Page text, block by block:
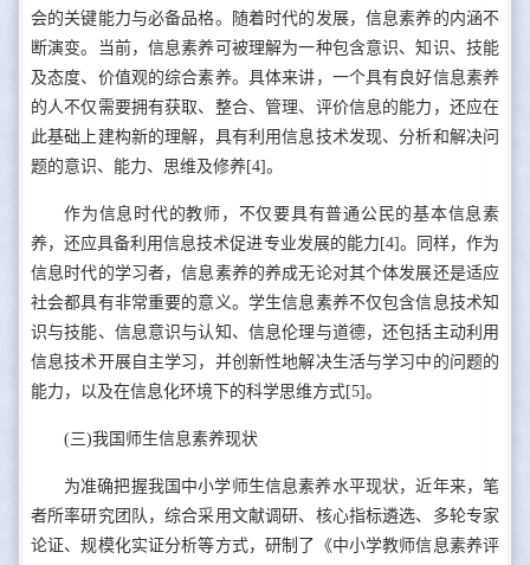
会的关键能力与必备品格。随着时代的发展，信息素养的内涵不
断演变。当前，信息素养可被理解为一种包含意识、知识、技能
及态度、价值观的综合素养。具体来讲，一个具有良好信息素养
的人不仅需要拥有获取、整合、管理、评价信息的能力，还应在
此基础上建构新的理解，具有利用信息技术发现、分析和解决问
题的意识、能力、思维及修养[4]。
作为信息时代的教师，不仅要具有普通公民的基本信息素
养，还应具备利用信息技术促进专业发展的能力[4]。同样，作为
信息时代的学习者，信息素养的养成无论对其个体发展还是适应
社会都具有非常重要的意义。学生信息素养不仅包含信息技术知
识与技能、信息意识与认知、信息伦理与道德，还包括主动利用
信息技术开展自主学习，并创新性地解决生活与学习中的问题的
能力，以及在信息化环境下的科学思维方式[5]。
(三)我国师生信息素养现状
为准确把握我国中小学师生信息素养水平现状，近年来，笔
者所率研究团队，综合采用文献调研、核心指标遴选、多轮专家
论证、规模化实证分析等方式，研制了《中小学教师信息素养评